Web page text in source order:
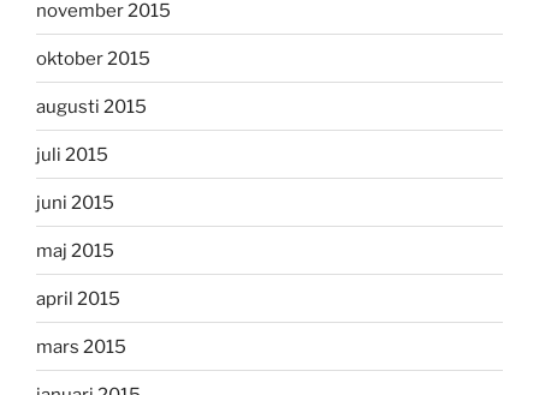
november 2015
oktober 2015
augusti 2015
juli 2015
juni 2015
maj 2015
april 2015
mars 2015